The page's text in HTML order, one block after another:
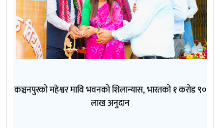
कञ्चनपुरको महेश्वर मावि भवनको शिलान्यास, भारतको १ करोड ९०
लाख अनुदान